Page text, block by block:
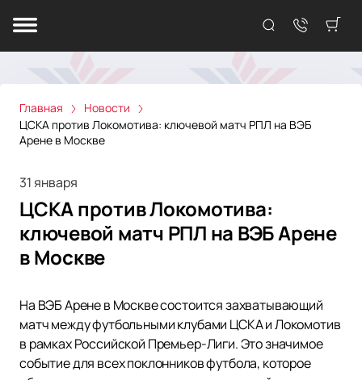
Главная
Новости
ЦСКА против Локомотива: ключевой матч РПЛ на ВЭБ
Арене в Москве
31 января
ЦСКА против Локомотива:
ключевой матч РПЛ на ВЭБ Арене
в Москве
На ВЭБ Арене в Москве состоится захватывающий
матч между футбольными клубами ЦСКА и Локомотив
в рамках Российской Премьер-Лиги. Это значимое
событие для всех поклонников футбола, которое